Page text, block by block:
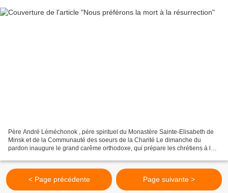
Père André Léméchonok , père spirituel du Monastère Sainte-Elisabeth de
Minsk et de la Communauté des soeurs de la Charité Le dimanche du
pardon inaugure le grand carême orthodoxe, qui prépare les chrétiens à la
< Page précédente Page suivante >